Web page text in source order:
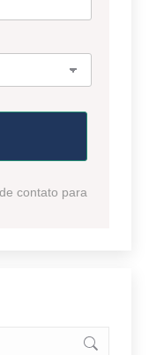
contato para